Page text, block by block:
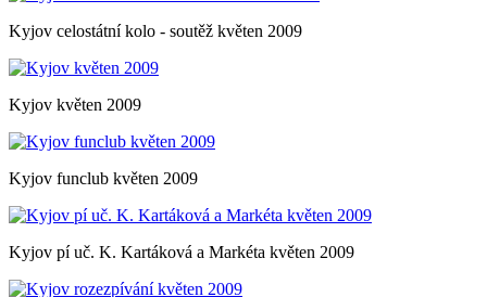
Kyjov celostátní kolo - soutěž květen 2009
Kyjov květen 2009
Kyjov funclub květen 2009
Kyjov pí uč. K. Kartáková a Markéta květen 2009